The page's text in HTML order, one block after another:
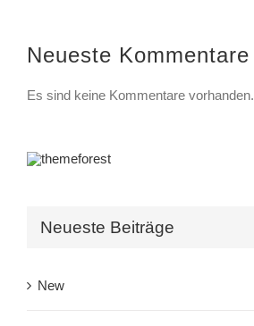
Neueste Kommentare
Es sind keine Kommentare vorhanden.
Neueste Beiträge
New